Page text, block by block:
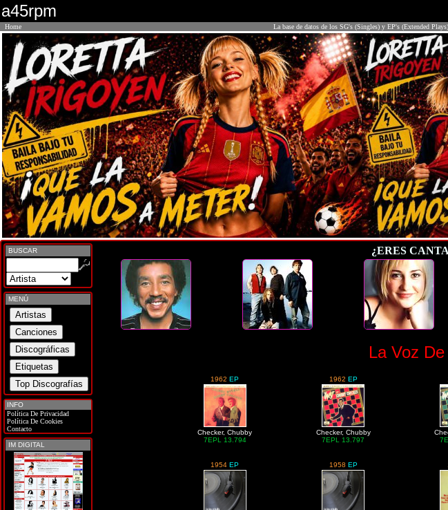
a45rpm
Home La base de datos de los SG's (Singles) y EP's (Extended
BUSCAR
MENÚ
INFO
Política De Privacidad
Política De Cookies
Contacto
IM DIGITAL
¿ERES
La Voz
1962 EP
Checker, Chubby
7EPL 13.794
1962 EP
Checker, Chubby
7EPL 13.797
1954 EP 1958 EP